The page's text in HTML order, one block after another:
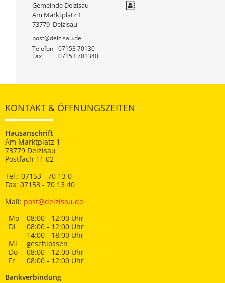
Gemeinde Deizisau
Am Marktplatz 1
73779 Deizisau
post@deizisau.de
Telefon
07153 70130
Fax 07153 701340
KONTAKT & ÖFFNUNGSZEITEN
Hausanschrift
Am Marktplatz 1
73779 Deizisau
Postfach 11 02
Tel.: 07153 - 70 13 0
Fax: 07153 - 70 13 40
Mail: post@deizisau.de
Mo
08:00 - 12:00 Uhr
Di
08:00 - 12:00 Uhr
14:00 - 18:00 Uhr
Mi
geschlossen
Do
08:00 - 12.00 Uhr
Fr
08:00 - 12:00 Uhr
Bankverbindung